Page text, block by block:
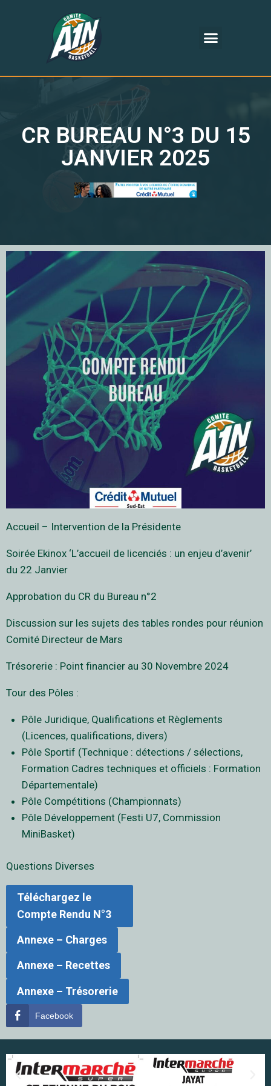
CR BUREAU N°3 DU 15
JANVIER 2025
Accueil – Intervention de la Présidente
Soirée Ekinox ‘L’accueil de licenciés : un enjeu d’avenir’
du 22 Janvier
Approbation du CR du Bureau n°2
Discussion sur les sujets des tables rondes pour réunion
Comité Directeur de Mars
Trésorerie : Point financier au 30 Novembre 2024
Tour des Pôles :
Pôle Juridique, Qualifications et Règlements
(Licences, qualifications, divers)
Pôle Sportif (Technique : détections / sélections,
Formation Cadres techniques et officiels : Formation
Départementale)
Pôle Compétitions (Championnats)
Pôle Développement (Festi U7, Commission
MiniBasket)
Questions Diverses
Téléchargez le
Compte Rendu N°3
Annexe – Charges
Annexe – Recettes
Annexe – Trésorerie
Facebook